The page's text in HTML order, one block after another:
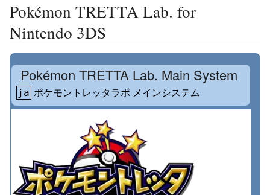
Pokémon TRETTA Lab. for
Nintendo 3DS
Pokémon TRETTA Lab. Main System
ja ポケモントレッタラボ メインシステム